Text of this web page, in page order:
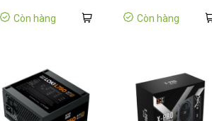
Còn hàng
80 Plus Gold Black
Còn hàng